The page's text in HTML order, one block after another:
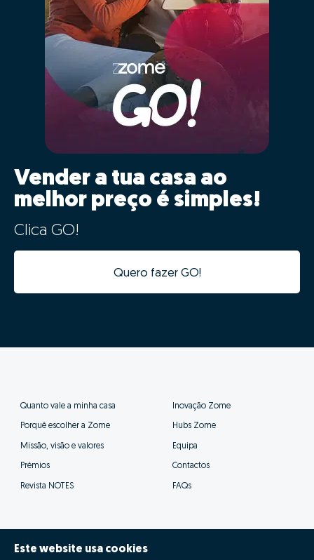
informação de mais de 2,5 milhões de imóveis
registados, que estão ou estiveram recentemente no
mercado e histórico anterior de vendas.
Ao clicar “GO” estarás a usufruir em simultâneo
da mais moderna tecnologia de big data,
inteligência artificial e o conhecimento de
mercado dos nossos consultores especializados,
de forma simples.
Ao definir o valor correto do teu imóvel estás a
garantir que este vai "competir" com os imóveis
semelhantes e ficará na gama de valores correta nos
diversos portais imobiliários. Definir um valor
de outro posicionamento, prejudicando assim as
probabilidades de venda.
venda
Os dados da tua casa ficarão automaticamente
integrados com a nossa plataforma de gestão de
processos, tornando o processo digital desde o
primeiro minuto.
mercado fiável num tempo recorde, a informatização
desta informação vai acelerar todas as seguintes fases
Este website usa cookies